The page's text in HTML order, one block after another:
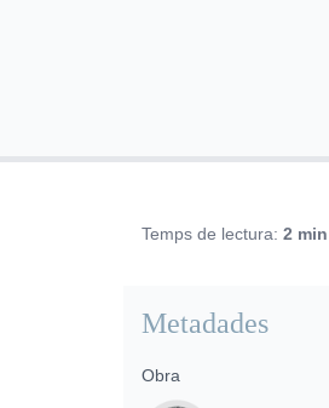
Temps de lectura: 2 min
Metadades
Obra